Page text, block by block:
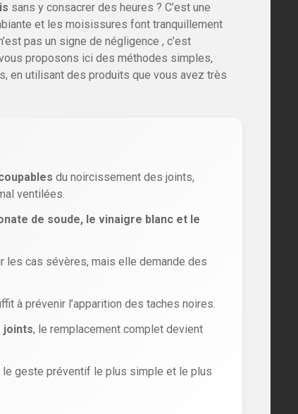
sans y consacrer des heures ? C’est une
et les moisissures font tranquillement
pas un signe de négligence , c’est
proposons ici des méthodes simples,
en utilisant des produits que vous avez très
du noircissement des joints,
ventilées.
de soude, le vinaigre blanc et le
les cas sévères, mais elle demande des
à prévenir l’apparition des taches noires.
joints, le remplacement complet devient
geste préventif le plus simple et le plus